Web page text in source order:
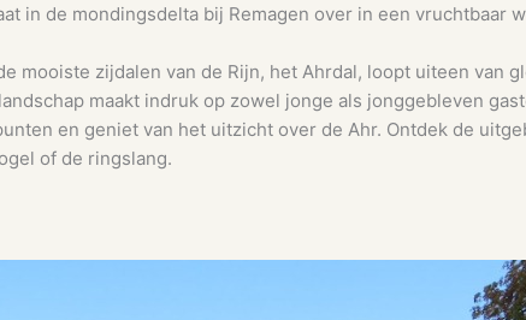
in de mondingsdelta bij Remagen over in een vruchtbaar
mooiste zijdalen van de Rijn, het Ahrdal, loopt uiteen van
maakt indruk op zowel jonge als jonggebleven
en geniet van het uitzicht over de Ahr. Ontdek de
of de ringslang.